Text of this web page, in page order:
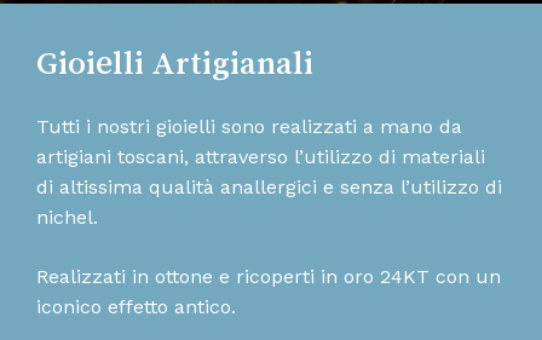
Gioielli Artigianali
Tutti i nostri gioielli sono realizzati a mano da
artigiani toscani, attraverso l’utilizzo di materiali
di altissima qualità anallergici e senza l’utilizzo di
nichel.
Realizzati in ottone e ricoperti in oro 24KT con un
iconico effetto antico.